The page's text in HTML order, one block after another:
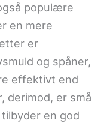
populære
en mere
er
og spåner,
effektivt end
er små
en god